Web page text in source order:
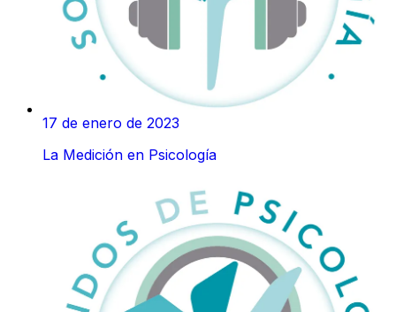
17 de enero de 2023
La Medición en Psicología